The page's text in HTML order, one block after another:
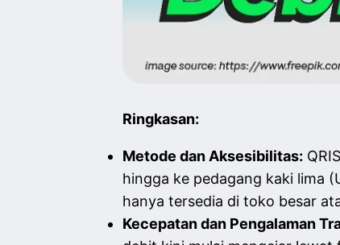
Ringkasan:
Metode dan Aksesibilitas:
hingga ke pedagang kaki lima
hanya tersedia di toko besar
Kecepatan dan Pengalaman